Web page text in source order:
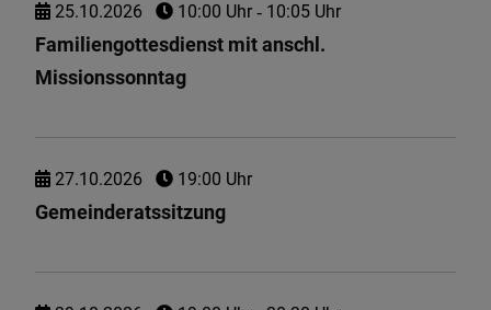
25.10.2026 10:00 Uhr ‐ 10:05 Uhr
Familiengottesdienst mit anschl.
Missionssonntag
27.10.2026 19:00 Uhr
Gemeinderatssitzung